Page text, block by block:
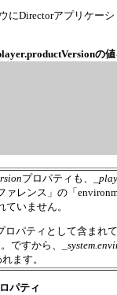
にDirectorアプリケー
の
プロパティも、
レンス」の「
いません。
ロパティとして含まれ
ですから、
ます。
パティ